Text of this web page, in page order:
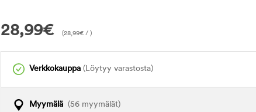
28,99€ (28,99€ / )
Verkkokauppa (Löytyy varastosta)
Myymälä (56 myymälät)